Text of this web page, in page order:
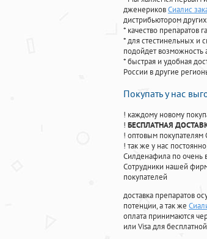
дженериковСиалис
дистрибьютором
* качество препаратов
* для стестинельных и
подойдет возможность
* быстрая и удобная
России в другие
Покупать у нас
! каждому новому
! БЕСПЛАТНАЯ
! оптовым
! так же у нас
Силденафила по очень
Cотрудники нашей
покупателей
доставка препаратов
потенции, а так же
оплата принимаются
или Visa для